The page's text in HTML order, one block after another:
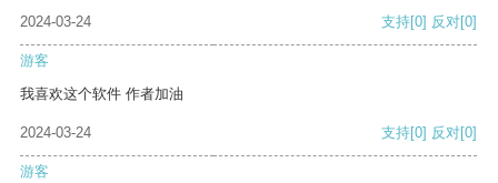
2024-03-24
支持[0] 反对[0]
游客
我喜欢这个软件 作者加油
2024-03-24 支持[0] 反对[0]
游客